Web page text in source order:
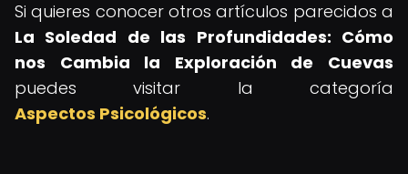
Si quieres conocer otros artículos parecidos a
La Soledad de las Profundidades: Cómo
nos Cambia la Exploración de Cuevas
puedes visitar la categoría
Aspectos Psicológicos.